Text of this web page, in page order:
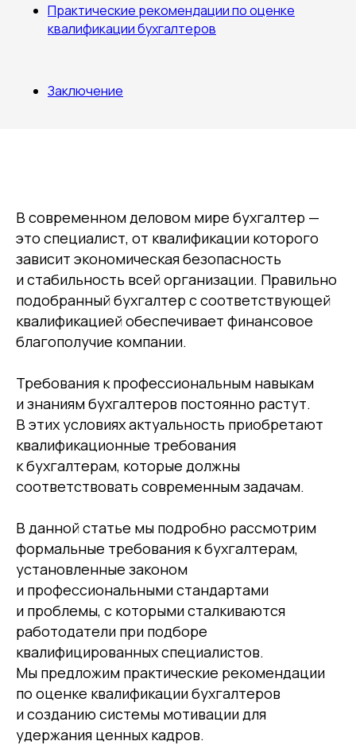
Практические рекомендации по оценке
квалификации бухгалтеров
Заключение
В современном деловом мире бухгалтер —
это специалист, от квалификации которого
зависит экономическая безопасность
и стабильность всей организации. Правильно
подобранный бухгалтер с соответствующей
квалификацией обеспечивает финансовое
благополучие компании.
Требования к профессиональным навыкам
и знаниям бухгалтеров постоянно растут.
В этих условиях актуальность приобретают
квалификационные требования
к бухгалтерам, которые должны
соответствовать современным задачам.
В данной статье мы подробно рассмотрим
формальные требования к бухгалтерам,
установленные законом
и профессиональными стандартами
и проблемы, с которыми сталкиваются
работодатели при подборе
квалифицированных специалистов.
Мы предложим практические рекомендации
по оценке квалификации бухгалтеров
и созданию системы мотивации для
удержания ценных кадров.